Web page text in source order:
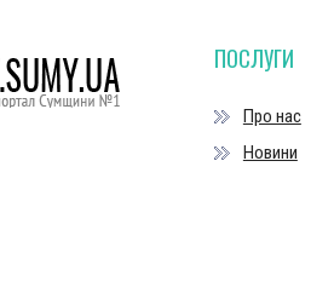
ПОСЛУГИ
Про нас
Новини